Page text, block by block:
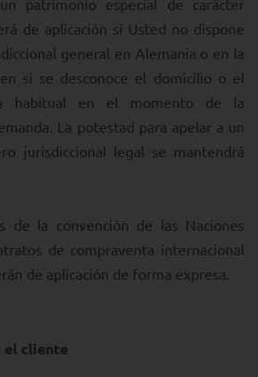
de aplicación si Usted no dispone
general en Alemania o en la
si se desconoce el domicilio o el
habitual en el momento de la
La potestad para apelar a un
jurisdiccional legal se mantendrá
de la convención de las Naciones
de compraventa internacional
de aplicación de forma expresa.
el cliente